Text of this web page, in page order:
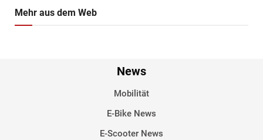
Mehr aus dem Web
News
Mobilität
E-Bike News
E-Scooter News